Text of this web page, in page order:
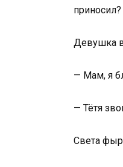
приносил?
Девушка
— Мам, я
— Тётя
Света